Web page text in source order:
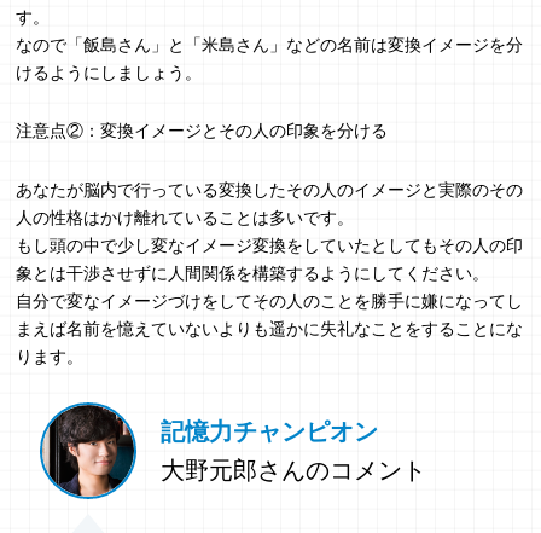
す。
なので「飯島さん」と「米島さん」などの名前は変換イメージを分
けるようにしましょう。
注意点②：変換イメージとその人の印象を分ける
あなたが脳内で行っている変換したその人のイメージと実際のその
人の性格はかけ離れていることは多いです。
もし頭の中で少し変なイメージ変換をしていたとしてもその人の印
象とは干渉させずに人間関係を構築するようにしてください。
自分で変なイメージづけをしてその人のことを勝手に嫌になってし
まえば名前を憶えていないよりも遥かに失礼なことをすることにな
ります。
記憶力チャンピオン
大野元郎さんのコメント